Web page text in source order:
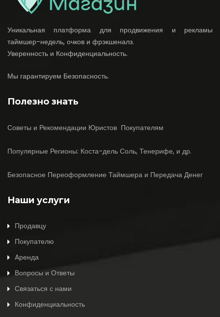
Уникальная платформа для продвижения и рекламы
таймшер-недель, очков и фрэкшеналз.
Уверенность и Конфиденциальность.
Мы гарантируем Безопасность.
Полезно знать
Советы и Рекомендации Юристов Покупателям
Популярные Регионы: Коста-дель Соль, Тенерифе, и др.
Безопасное Переоформление Таймшера и Передача Денег
Наши услуги
Продавцу
Покупателю
Aренда
Вопросы и Ответы
Связаться с нами
Конфиденциальность